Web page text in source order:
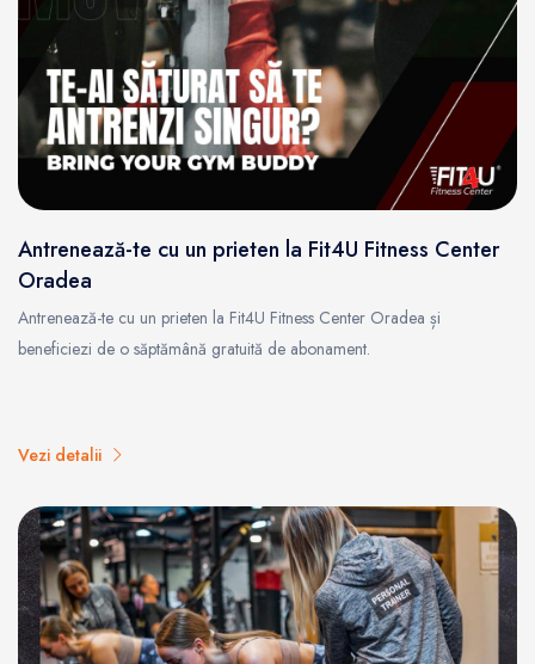
Antrenează-te cu un prieten la Fit4U Fitness Center
Oradea
Antrenează-te cu un prieten la Fit4U Fitness Center Oradea și
beneficiezi de o săptămână gratuită de abonament.
Vezi detalii